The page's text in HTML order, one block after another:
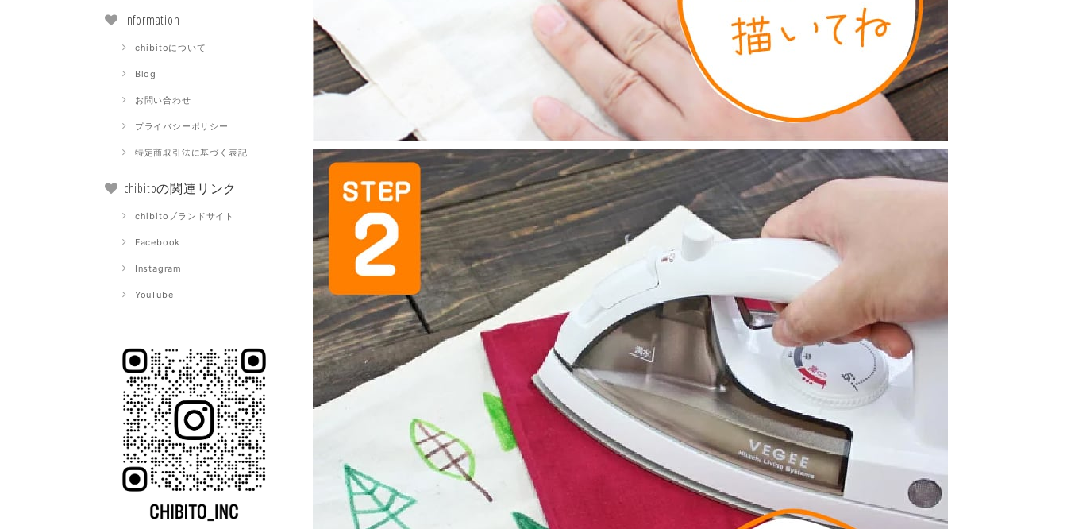
Information
chibitoについて
Blog
お問い合わせ
プライバシーポリシー
特定商取引法に基づく表記
chibitoの関連リンク
chibitoブランドサイト
Facebook
Instagram
YouTube